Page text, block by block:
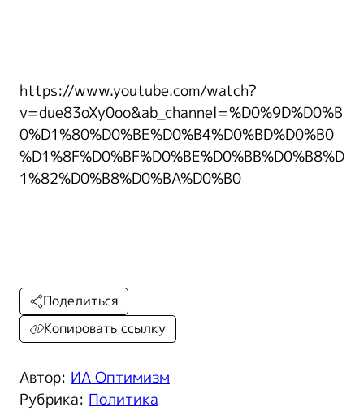
https://www.youtube.com/watch?
v=due83oXy0oo&ab_channel=%D0%9D%D0%B
0%D1%80%D0%BE%D0%B4%D0%BD%D0%B0
%D1%8F%D0%BF%D0%BE%D0%BB%D0%B8%D
1%82%D0%B8%D0%BA%D0%B0
Автор: ИА Оптимизм
Рубрика: Политика
Поделиться
Копировать ссылку